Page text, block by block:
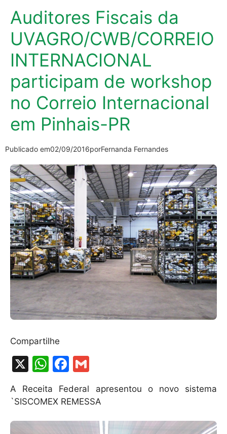
Auditores Fiscais da
UVAGRO/CWB/CORREIO
INTERNACIONAL
participam de workshop
no Correio Internacional
em Pinhais-PR
Publicado em02/09/2016porFernanda Fernandes
Compartilhe
X
W
at
F
a
c
ai
A Receita Federal apresentou o novo sistema
`SISCOMEX REMESSA